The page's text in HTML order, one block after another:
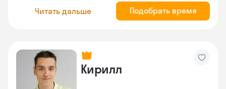
Читать дальше Подобрать время
Кирилл